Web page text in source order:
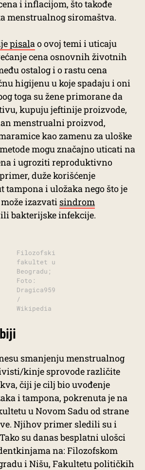
i inflacijom, što takođe
menstrualnog siromaštva.
pisalao ovoj temi i uticaju
cena osnovnih životnih
ostalog i o rastu cena
higijenu u koje spadaju i oni
toga su žene primorane da
kupuju jeftinije proizvode,
menstrualni proizvod,
kao zamenu za uloške
mogu značajno uticati na
i ugroziti reproduktivno
duže korišćenje
tampona i uložaka nego što je
izazvati sindrom
ili bakterijske infekcije.
Filozofski
fakultet u
Beogradu;
Foto:
Dragica959
/
Wikipedia
smanjenju menstrualnog
kinje sprovode različite
čiji je cilj bio uvođenje
i tampona, pokrenuta je na
u Novom Sadu od strane
Njihov primer sledili su i
su danas besplatni ulošci
na: Filozofskom
i Nišu, Fakultetu političkih